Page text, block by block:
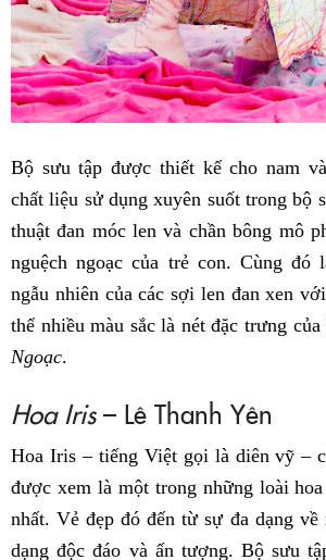
Bộ sưu tập được thiết kế cho nam
chất liệu sử dụng xuyên suốt trong bộ
thuật đan móc len và chần bông mô
nguệch ngoạc của trẻ con. Cùng đó
ngẫu nhiên của các sợi len đan xen
thể nhiều màu sắc là nét đặc trưng
Ngoạc.
Hoa Iris– Lê Thanh Yên
Hoa Iris – tiếng Việt gọi là diên vỹ –
được xem là một trong những loài
nhất. Vẻ đẹp đó đến từ sự đa dạng về
dạng độc đáo và ấn tượng. Bộ sưu